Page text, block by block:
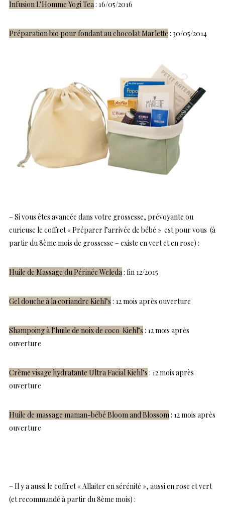
Infusion L’Homme Yogi Tea: 16/05/2016
Préparation bio pour fondant au chocolat Marlette : 30/05/2014
– Si vous êtes avancée dans votre grossesse, prévoyante ou
curieuse le coffret « Préparer l’arrivée de bébé » est pour vous (à
partir du 8ème mois de grossesse – existe en vert et en rose) :
Huile de Massage du Périnée Weleda: fin 12/2015
Gel douche à la coriandre Kiehl’s : 12 mois après ouverture
Shampoing à l’huile de noix de coco Kiehl’s : 12 mois après
ouverture
Crème visage hydratante Ultra Facial Kiehl’s : 12 mois après
ouverture
Huile de massage maman-bébé Bloom and Blossom: 12 mois après
ouverture
– Il y a aussi le coffret « Allaiter en sérénité », aussi en rose et vert
(et recommandé à partir du 8ème mois) :